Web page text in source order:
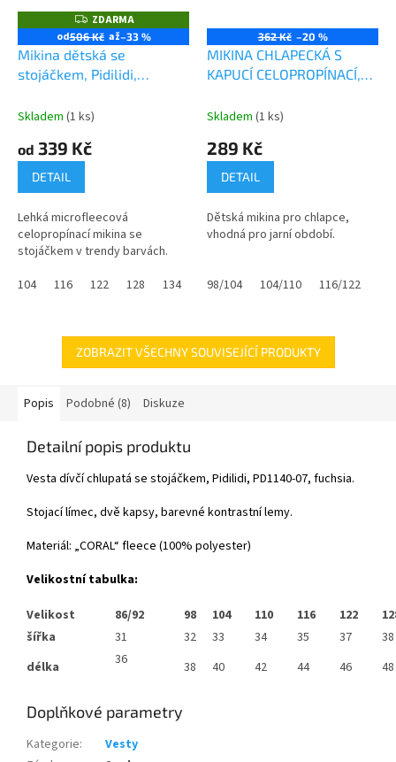
Z
D
A
R
M
A
ZDARMA
od506 Kč až–33 %
Mikina dětská se
stojáčkem, Pidilidi,
Skladem (1 ks)
od 339 Kč
DETAIL
Lehká microfleecová
celopropínací mikina se
stojáčkem v trendy barvách.
104
116 122 128 134 140 146 152 158
362 Kč –20 %
MIKINA CHLAPECKÁ S
KAPUCÍ CELOPROPÍNACÍ,
Skladem (1 ks)
289 Kč
DETAIL
Dětská mikina pro chlapce,
vhodná pro jarní období.
98/104 104/110 116/122
ZOBRAZIT VŠECHNY SOUVISEJÍCÍ PRODUKTY
Popis Podobné (8) Diskuze
Detailní popis produktu
Vesta dívčí chlupatá se stojáčkem, Pidilidi, PD1140-07, fuchsia.
Stojací límec, dvě kapsy, barevné kontrastní lemy.
Materiál: „CORAL“ fleece (100% polyester)
Velikostní tabulka:
Velikost
86/92 98 104 110 116 122
šířka
31 32 33 34 35 37
38
délka
36 38 40 42 44 46 48
Doplňkové parametry
Kategorie:
Vesty